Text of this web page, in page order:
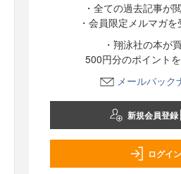
・全ての過去記事が
・会員限定メルマガ
・翔泳社の本が
500円分のポイント
メールバック
新規会員登録
ログイン